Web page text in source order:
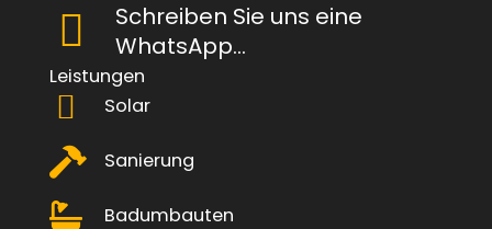
Schreiben Sie uns eine
WhatsApp...
Leistungen
Solar
Sanierung
Badumbauten